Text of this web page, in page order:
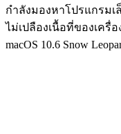
กำลังมองหาโปรแกรมเ
ไม่เปลืองเนื้อที่ของเครื่
macOS 10.6 Snow